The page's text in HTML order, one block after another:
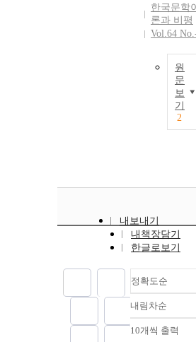
한국문학
론과 비평
Vol.64
원
문
보
기
2
내보내기
내책장담기
한글로보기
정확도순
정확도
순
내림차순
내림차
10개씩 출력